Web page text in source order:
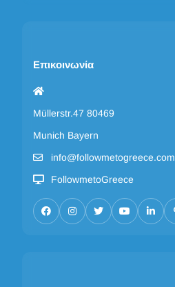
Επικοινωνία
Müllerstr.47 80469
Munich Bayern
info@followmetogreece.com
FollowmetoGreece